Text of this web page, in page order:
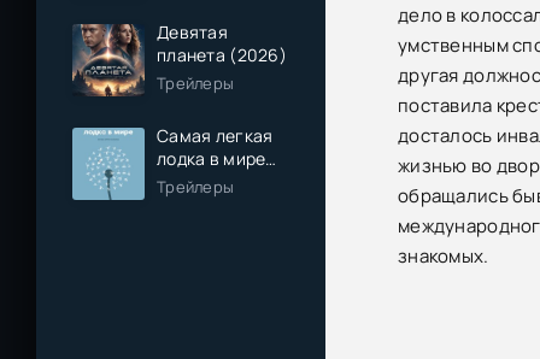
Девятая
планета (2026)
Трейлеры
Самая легкая
лодка в мире
(2026)
Трейлеры
дело в
умственным
другая
поставила
досталось
жизнью во
обращались
знакомых.